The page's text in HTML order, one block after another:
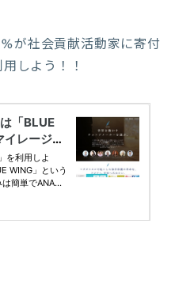
が社会貢献活動家に寄付
しよう！！